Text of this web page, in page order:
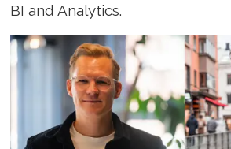
BI and Analytics.